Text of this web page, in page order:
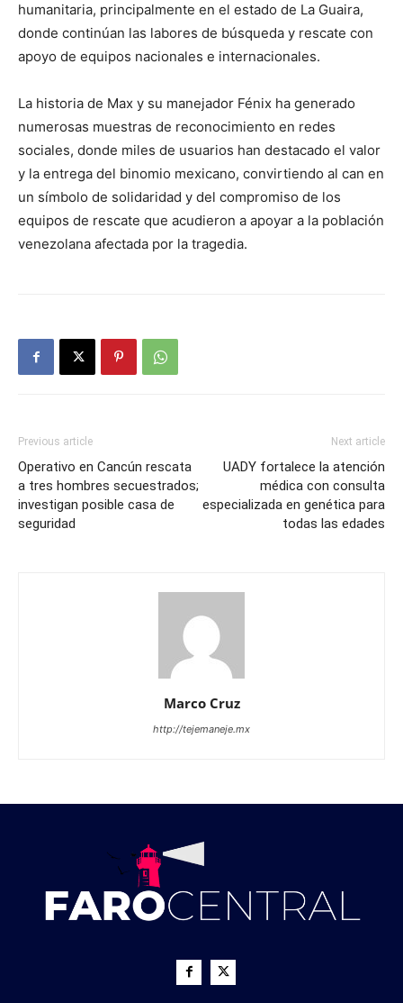
humanitaria, principalmente en el estado de La Guaira,
donde continúan las labores de búsqueda y rescate con
apoyo de equipos nacionales e internacionales.
La historia de Max y su manejador Fénix ha generado
numerosas muestras de reconocimiento en redes
sociales, donde miles de usuarios han destacado el valor
y la entrega del binomio mexicano, convirtiendo al can en
un símbolo de solidaridad y del compromiso de los
equipos de rescate que acudieron a apoyar a la población
venezolana afectada por la tragedia.
Previous article
Operativo en Cancún rescata
a tres hombres secuestrados;
investigan posible casa de
seguridad
Next article
UADY fortalece la atención
médica con consulta
especializada en genética para
todas las edades
Marco Cruz
http://tejemaneje.mx